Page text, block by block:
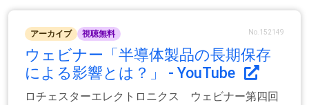
アーカイブ 視聴無料 No.152149
ウェビナー「半導体製品の長期保存
による影響とは？」 - YouTube
ロチェスターエレクトロニクス ウェビナー第四回